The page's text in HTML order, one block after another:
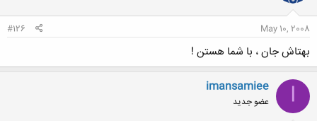
May 10, 2008
#126
بهتاش جان ، با شما هستن !
I
imansamiee
عضو جدید